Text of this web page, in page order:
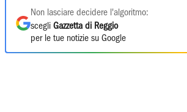
Non lasciare decidere l'algoritmo:
scegli Gazzetta di Reggio
per le tue notizie su Google